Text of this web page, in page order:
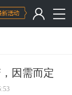
因需而定